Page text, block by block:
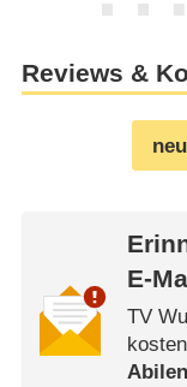
Reviews &
E-
TV